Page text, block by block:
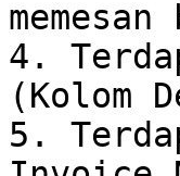
4.
(Kolom
5.